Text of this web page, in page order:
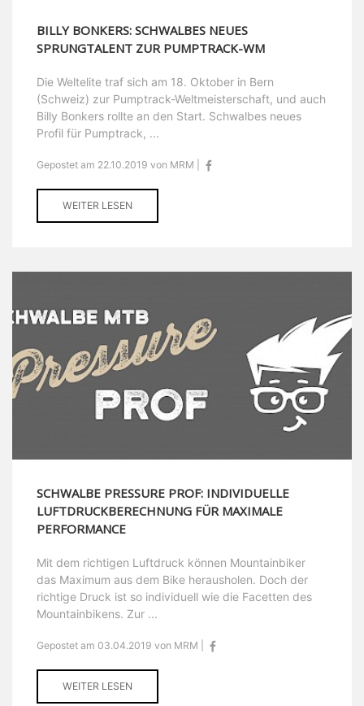
BILLY BONKERS: SCHWALBES NEUES
SPRUNGTALENT ZUR PUMPTRACK-WM
Die Weltelite traf sich am 18. Oktober in Bern
(Schweiz) zur Pumptrack-Weltmeisterschaft, und auch
Billy Bonkers rollte an den Start. Schwalbes neues
Profil für Pumptrack, ...
Gepostet am 22.10.2019 von MRM |
WEITER LESEN
SCHWALBE PRESSURE PROF: INDIVIDUELLE
LUFTDRUCKBERECHNUNG FÜR MAXIMALE
PERFORMANCE
Mit dem richtigen Luftdruck können Mountainbiker
das Maximum aus dem Bike herausholen. Doch der
richtige Druck ist so individuell wie die Facetten des
Mountainbikens. Zur ...
Gepostet am 03.04.2019 von MRM |
WEITER LESEN